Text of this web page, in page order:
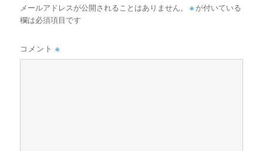
メールアドレスが公開されることはありません。 ※ が付いている
欄は必須項目です
コメント※